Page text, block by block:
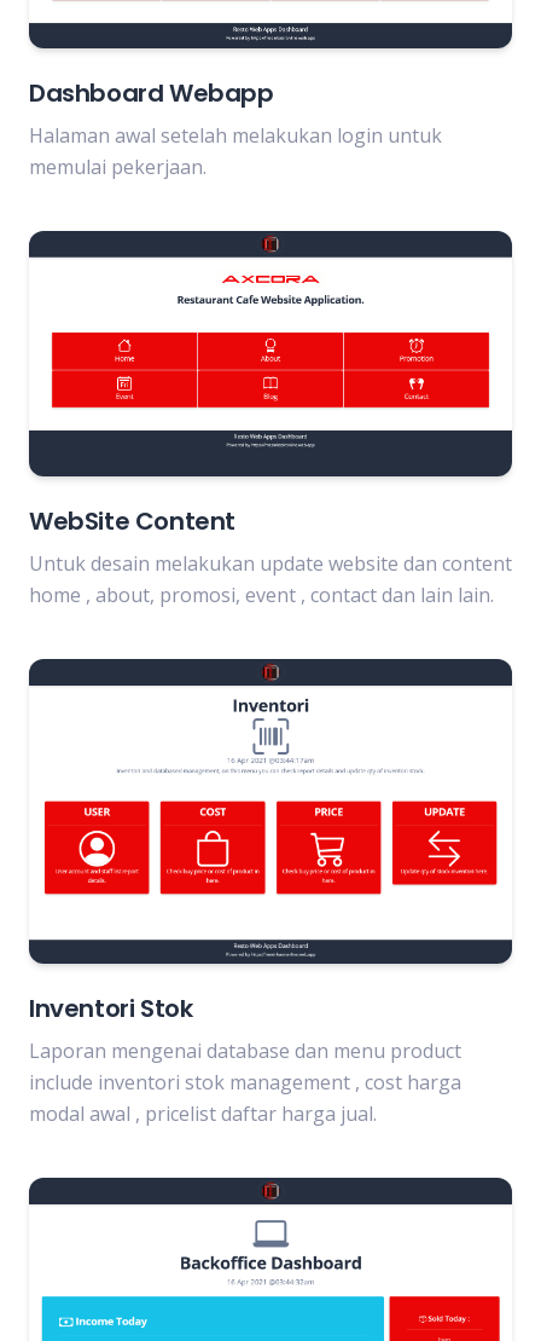
Dashboard Webapp
Halaman awal setelah melakukan login untuk
memulai pekerjaan.
WebSite Content
Untuk desain melakukan update website dan content
home , about, promosi, event , contact dan lain lain.
Inventori Stok
Laporan mengenai database dan menu product
include inventori stok management , cost harga
modal awal , pricelist daftar harga jual.